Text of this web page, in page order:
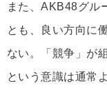
また、AKB48グル
とも、良い方向に
ない。「競争」が
という意識は通常